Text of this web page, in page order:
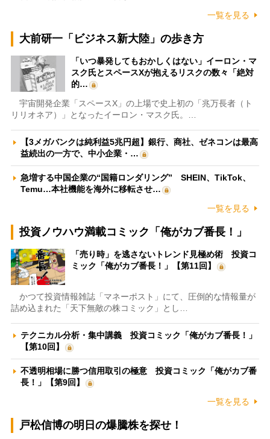
一覧を見る
大前研一「ビジネス新大陸」の歩き方
「いつ暴発してもおかしくはない」イーロン・マ
スク氏とスペースXが抱えるリスクの数々「絶対
的…
宇宙開発企業「スペースX」の上場で史上初の「兆万長者（ト
リリオネア）」となったイーロン・マスク氏。…
【3メガバンクは純利益5兆円超】銀行、商社、ゼネコンは最高
益続出の一方で、中小企業・…
急増する中国企業の“国籍ロンダリング” SHEIN、TikTok、
Temu…本社機能を海外に移転させ…
一覧を見る
投資ノウハウ満載コミック「俺がカブ番長！」
「売り時」を逃さないトレンド見極め術 投資コ
ミック「俺がカブ番長！」【第11回】
かつて投資情報雑誌「マネーポスト」にて、圧倒的な情報量が
詰め込まれた「天下無敵の株コミック」とし…
テクニカル分析・集中講義 投資コミック「俺がカブ番長！」
【第10回】
不透明相場に勝つ信用取引の極意 投資コミック「俺がカブ番
長！」【第9回】
一覧を見る
戸松信博の明日の爆騰株を探せ！